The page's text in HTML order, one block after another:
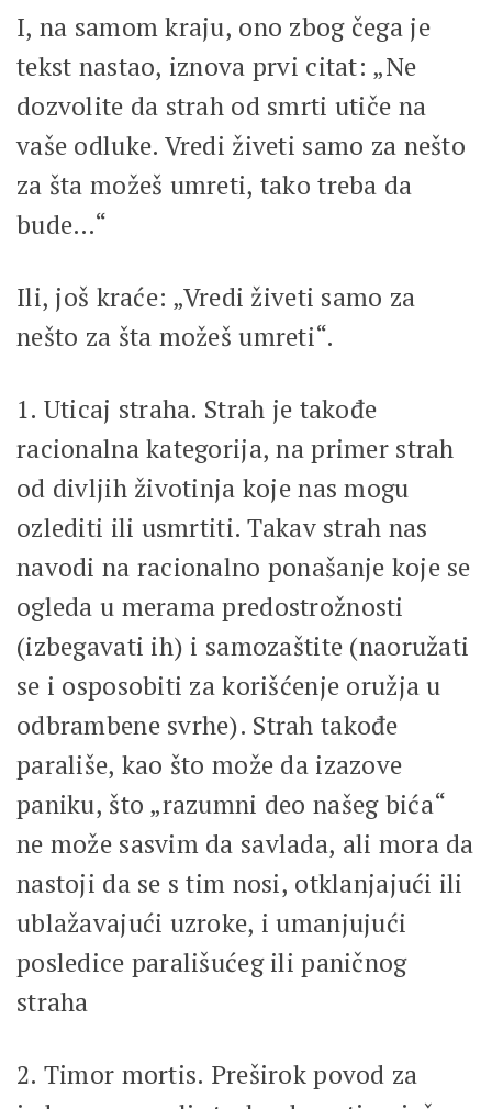
I, na samom kraju, ono zbog čega je
tekst nastao, iznova prvi citat: „Ne
dozvolite da strah od smrti utiče na
vaše odluke. Vredi živeti samo za nešto
za šta možeš umreti, tako treba da
bude…“
Ili, još kraće: „Vredi živeti samo za
nešto za šta možeš umreti“.
1. Uticaj straha. Strah je takođe
racionalna kategorija, na primer strah
od divljih životinja koje nas mogu
ozlediti ili usmrtiti. Takav strah nas
navodi na racionalno ponašanje koje se
ogleda u merama predostrožnosti
(izbegavati ih) i samozaštite (naoružati
se i osposobiti za korišćenje oružja u
odbrambene svrhe). Strah takođe
parališe, kao što može da izazove
paniku, što „razumni deo našeg bića“
ne može sasvim da savlada, ali mora da
nastoji da se s tim nosi, otklanjajući ili
ublažavajući uzroke, i umanjujući
posledice parališućeg ili paničnog
straha
2. Timor mortis. Preširok povod za